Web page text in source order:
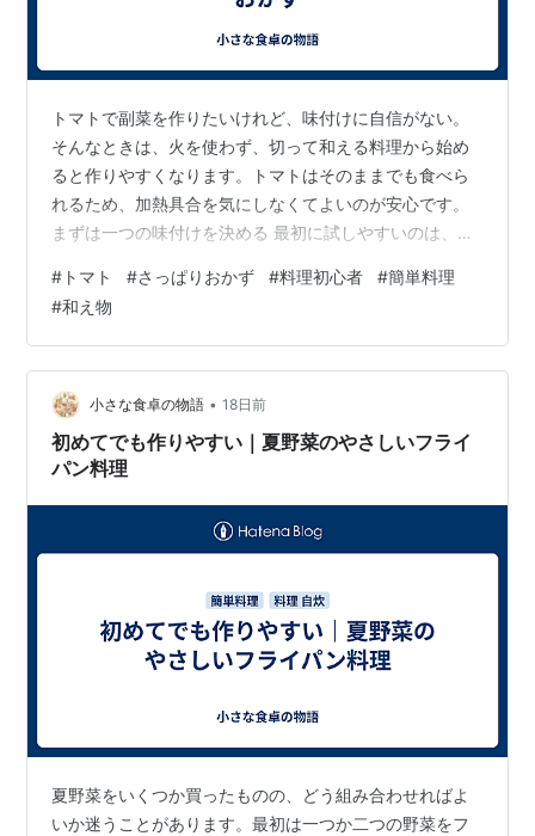
トマトで副菜を作りたいけれど、味付けに自信がない。
そんなときは、火を使わず、切って和える料理から始め
ると作りやすくなります。トマトはそのままでも食べら
れるため、加熱具合を気にしなくてよいのが安心です。
まずは一つの味付けを決める 最初に試しやすいのは、ポ
切り、少量のポン酢を加え、最後にかつお節をのせま
す。調味料を最初から多く入れず、味を見ながら足すと
濃くなりすぎません。 ほかにも、塩とオリーブオイル、
しょうゆとごま油、酢と少量の砂糖など、二つか三つの
調味料で十分に味を変えられます。複雑な配合を覚えな
くても、家にあるものから選べます。 切り方はそ…
# トマト #さっぱりおかず #料理初心者 #簡単料理
#和え物
小さな食卓の物語 • 18日前
初めてでも作りやすい｜夏野菜のやさしいフライ
パン料理
夏野菜をいくつか買ったものの、どう組み合わせればよ
いか迷うことがあります。最初は一つか二つの野菜をフ